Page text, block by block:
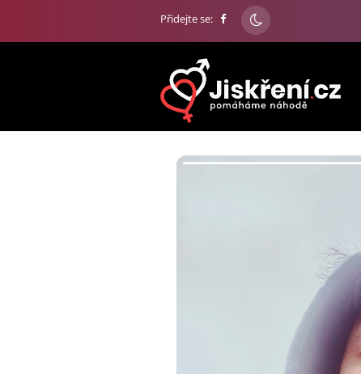
Přidejte se: